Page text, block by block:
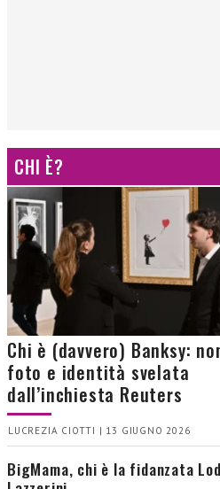
CHI È?
Chi è (davvero) Banksy:
foto e identità svelata
dall’inchiesta Reuters
LUCREZIA CIOTTI | 13 GIUGNO 2026
BigMama, chi è la fidanzata